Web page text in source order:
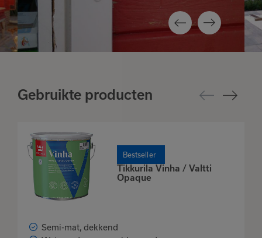
Gebruikte producten
Bestseller
Tikkurila Vinha / Valtti
Opaque
Semi-mat, dekkend